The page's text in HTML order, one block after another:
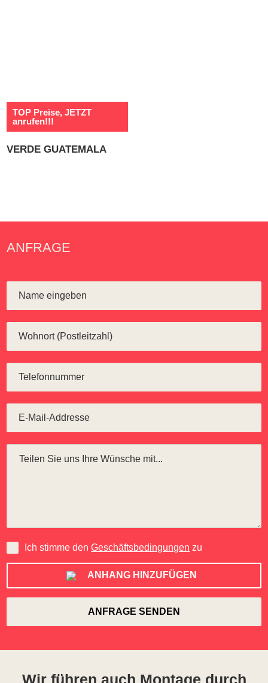
TOP Preise, JETZT
anrufen!!!
VERDE GUATEMALA
ANFRAGE
Ich stimme denGeschäftsbedingungen zu
ANHANG HINZUFÜGEN
Wir führen auch Montage durch